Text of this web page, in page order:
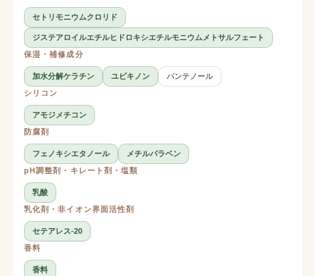
セトリモニウムクロリド
ジステアロイルエチルヒドロキシエチルモニウムメトサルフェート
保湿・補修成分
加水分解ケラチン ユビキノン
パンテノール
シリコン
アモジメチコン
防腐剤
フェノキシエタノール
メチルパラベン
pH調整剤・キレート剤・塩類
乳酸
乳化剤・非イオン界面活性剤
セテアレス-20
香料
香料